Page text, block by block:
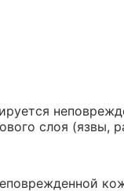
слоя (язвы,